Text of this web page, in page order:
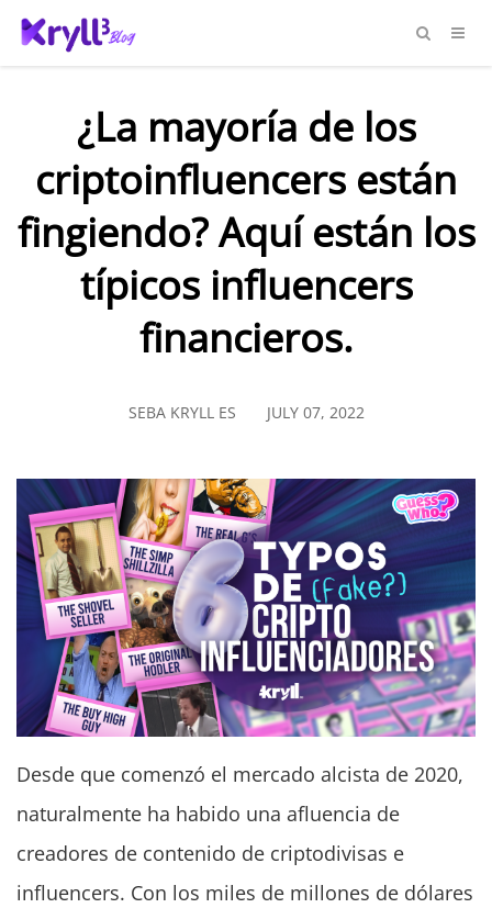
¿La mayoría de los
criptoinfluencers están
fingiendo? Aquí están los
típicos influencers
financieros.
SEBA KRYLL ES JULY 07, 2022
Desde que comenzó el mercado alcista de 2020,
naturalmente ha habido una afluencia de
creadores de contenido de criptodivisas e
influencers. Con los miles de millones de dólares